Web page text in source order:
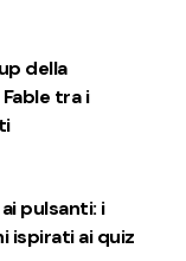
della
tra i
pulsanti: i
ispirati ai quiz